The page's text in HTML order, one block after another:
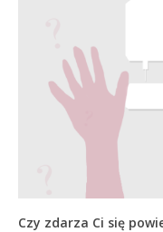
Czy zdarza Ci się